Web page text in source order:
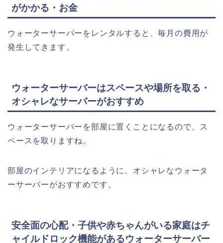
がかかる・お金
ウォーターサーバーをレンタルすると、毎月の費用が
発生してきます。
ウォーターサーバーはスペースや場所を取る・
オシャレなサーバーがおすすめ
ウォーターサーバーを部屋に置くことになるので、ス
ペースを取りますね。
部屋のインテリアになるように、オシャレなウォータ
ーサーバーがおすすめです。
安全面の心配・子供や赤ちゃんがいる家庭はチ
ャイルドロック機能があるウォーターサーバー